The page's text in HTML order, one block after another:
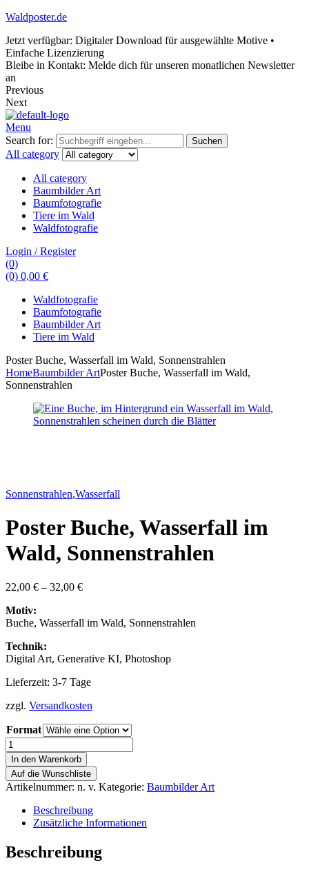
Waldposter.de
Jetzt verfügbar: Digitaler Download für ausgewählte Motive •
Einfache Lizenzierung
Bleibe in Kontakt: Melde dich für unseren monatlichen Newsletter
an
Previous
Next
Menu
Search for:
Suchen
All category
All category
Baumbilder Art
Baumfotografie
Tiere im Wald
Waldfotografie
Login / Register
(0)
(0) 0,00 €
Waldfotografie
Baumfotografie
Baumbilder Art
Tiere im Wald
Poster Buche, Wasserfall im Wald, Sonnenstrahlen
HomeBaumbilder ArtPoster Buche, Wasserfall im Wald,
Sonnenstrahlen
Sonnenstrahlen,Wasserfall
Poster Buche, Wasserfall im
Wald, Sonnenstrahlen
22,00 € – 32,00 €
Motiv:
Buche, Wasserfall im Wald, Sonnenstrahlen
Technik:
Digital Art, Generative KI, Photoshop
Lieferzeit: 3-7 Tage
zzgl. Versandkosten
Format
In den Warenkorb
Auf die Wunschliste
Artikelnummer: n. v. Kategorie: Baumbilder Art
Beschreibung
Zusätzliche Informationen
Beschreibung